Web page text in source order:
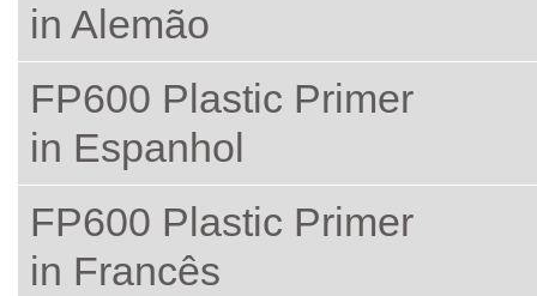
in Alemão
FP600 Plastic Primer
in Espanhol
FP600 Plastic Primer
in Francês